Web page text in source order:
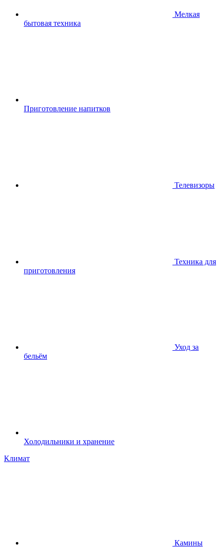
Мелкая
бытовая техника
Приготовление напитков
Телевизоры
Техника для
приготовления
Уход за
бельём
Холодильники и хранение
Климат
Камины